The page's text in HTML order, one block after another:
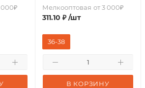
000₽ Мелкооптовая от 3 000₽
311.10 ₽ /шт
В КОРЗИНУ
36-38